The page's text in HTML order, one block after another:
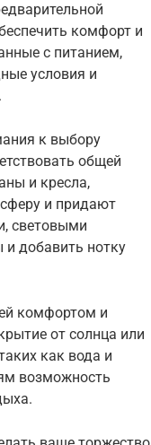
комфорт и
с питанием,
условия и
к выбору
общей
и кресла,
и придают
световыми
и добавить нотку
комфортом и
от солнца или
как вода и
возможность